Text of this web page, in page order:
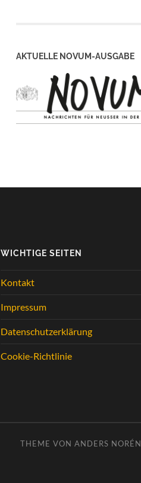
AKTUELLE NOVUM-AUSGABE
WICHTIGE SEITEN
Kontakt
Impressum
Datenschutzerklärung
Cookie-Richtlinie
THEME VON ANDERS NORÉN